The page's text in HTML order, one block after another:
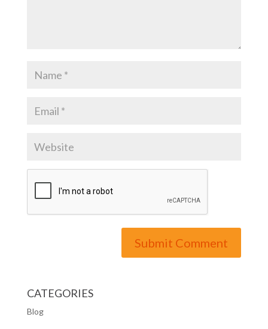
CATEGORIES
Blog